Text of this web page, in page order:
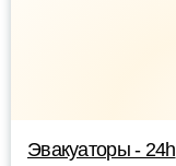
Эвакуаторы - 24h